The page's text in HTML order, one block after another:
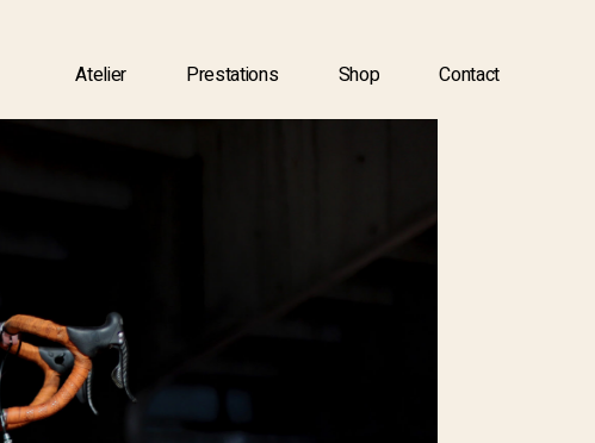
Atelier
Prestations
Shop
Contact